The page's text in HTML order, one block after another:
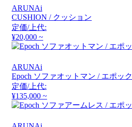
ARUNAi
CUSHION / クッション
定価/上代:
¥20,000 ~
ARUNAi
Epoch ソファオットマン / エポック
定価/上代:
¥135,000 ~